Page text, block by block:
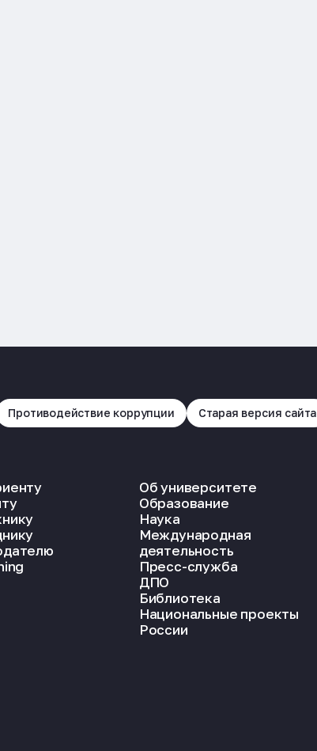
Противодействие коррупции Старая версия сайта
Об университете
Образование
Наука
Международная
деятельность
Пресс-служба
ДПО
Библиотека
Национальные проекты
России